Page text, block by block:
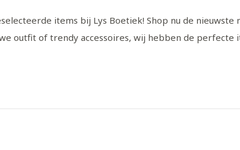
items bij Lys Boetiek! Shop nu de
outfit of trendy accessoires, wij hebben de perfecte